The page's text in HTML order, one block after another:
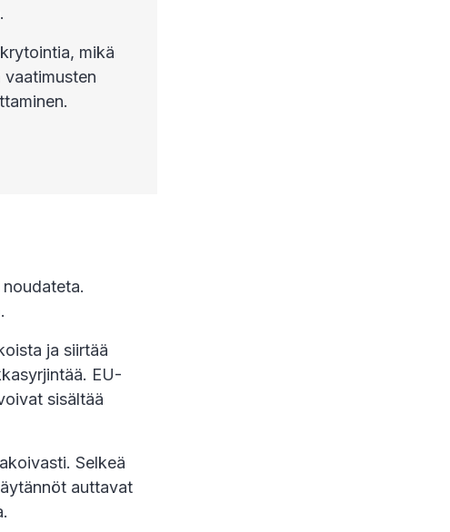
mikä
ja siirtää
EU-
sisältää
Selkeä
auttavat